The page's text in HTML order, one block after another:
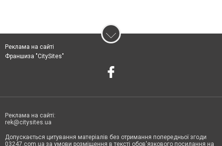
Реклама на сайті
Франшиза "CitySites"
Реклама на сайті:
rek@citysites.ua
Допускається цитування матеріалів без отримання попередньої згоди
03247.com.ua за умови розміщення в тексті обов'язкового посилання на